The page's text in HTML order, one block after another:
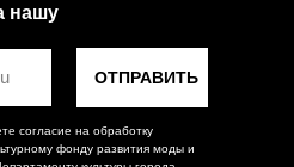
нашу
согласие на обработку
фонду развития моды и
ОТПРАВИТЬ